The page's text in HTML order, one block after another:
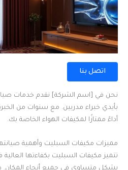
اتصل بنا
نحن في [اسم الشركة] نقدم خدمات
بأيدي خبراء مدربين. مع سنوات من
أداءً ممتازًا لمكيفات الهواء الخاصة بك.
مميزات مكيفات السبليت وأهمية
تتميز مكيفات السبليت بكفاءتها العالية